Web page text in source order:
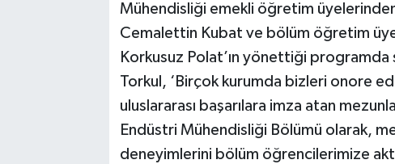
Mühendisliği emekli öğretim
Cemalettin Kubat ve bölüm öğretim
Korkusuz Polat’ın yönettiği programda
Torkul, ‘Birçok kurumda bizleri onore
uluslararası başarılara imza atan
Endüstri Mühendisliği Bölümü olarak,
deneyimlerini bölüm öğrencilerimize